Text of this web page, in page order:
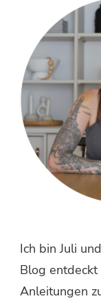
Ich bin Juli
Blog
Anleitungen